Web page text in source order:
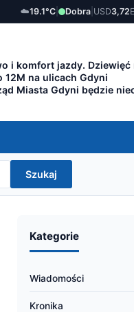
☁️19.1°C Dobra USD3,72
i komfort jazdy.
12M na ulicach Gdyni
Miasta Gdyni będzie
Szukaj
Kategorie
Wiadomości
Kronika